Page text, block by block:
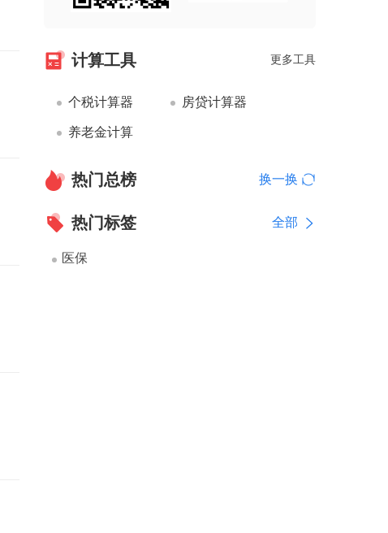
计算工具 更多工具
个税计算器 房贷计算器
养老金计算
热门总榜 换一换
热门标签 全部
医保